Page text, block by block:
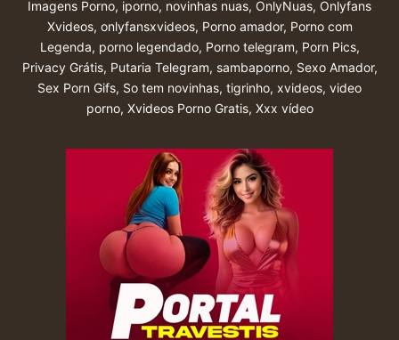
Imagens Porno, iporno, novinhas nuas, OnlyNuas, Onlyfans
Xvideos, onlyfansxvideos, Porno amador, Porno com
Legenda, porno legendado, Porno telegram, Porn Pics,
Privacy Grátis, Putaria Telegram, sambaporno, Sexo Amador,
Sex Porn Gifs, So tem novinhas, tigrinho, xvideos, video
porno, Xvideos Porno Gratis, Xxx vídeo